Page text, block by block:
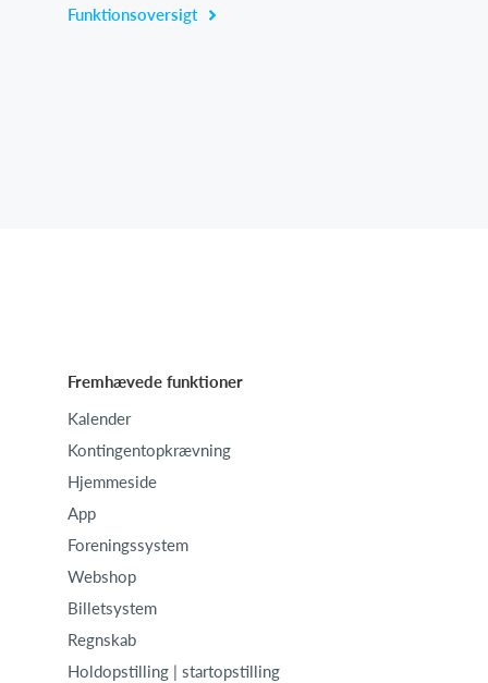
Funktionsoversigt
Fremhævede funktioner
Kalender
Kontingentopkrævning
Hjemmeside
App
Foreningssystem
Webshop
Billetsystem
Regnskab
Holdopstilling | startopstilling